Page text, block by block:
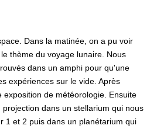
Dans la matinée, on a pu voir
thème du voyage lunaire. Nous
dans un amphi pour qu'une
expériences sur le vide. Après
exposition de météorologie. Ensuite
dans un stellarium qui nous
1 et 2 puis dans un planétarium qui